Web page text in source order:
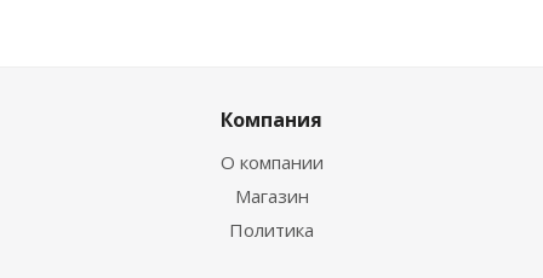
Компания
О компании
Магазин
Политика